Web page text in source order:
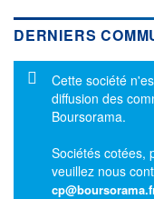
DERNIERS
Message
Cette société
diffusion des
Boursorama.
Sociétés cotées,
veuillez nous